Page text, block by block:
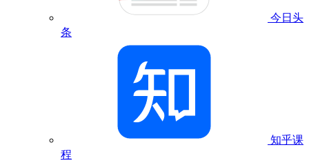
今日头
条
知乎课
程